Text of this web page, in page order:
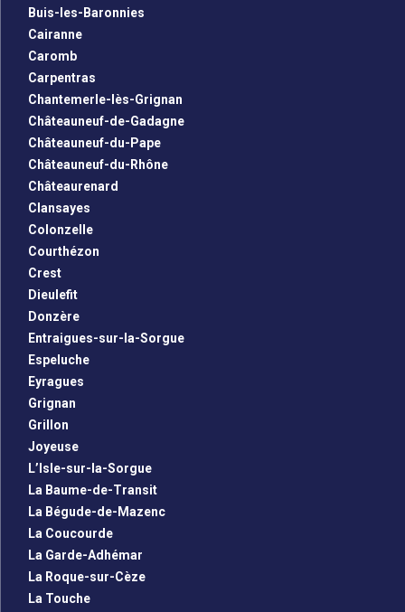
Buis-les-Baronnies
Cairanne
Caromb
Carpentras
Chantemerle-lès-Grignan
Châteauneuf-de-Gadagne
Châteauneuf-du-Pape
Châteauneuf-du-Rhône
Châteaurenard
Clansayes
Colonzelle
Courthézon
Crest
Dieulefit
Donzère
Entraigues-sur-la-Sorgue
Espeluche
Eyragues
Grignan
Grillon
Joyeuse
L’Isle-sur-la-Sorgue
La Baume-de-Transit
La Bégude-de-Mazenc
La Coucourde
La Garde-Adhémar
La Roque-sur-Cèze
La Touche